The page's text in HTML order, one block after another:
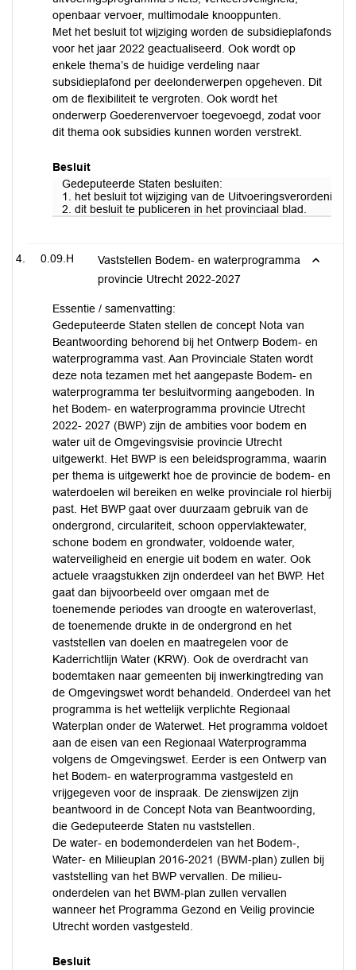
openbaar vervoer, multimodale knooppunten.
Met het besluit tot wijziging worden de subsidieplafonds
voor het jaar 2022 geactualiseerd. Ook wordt op
enkele thema’s de huidige verdeling naar
subsidieplafond per deelonderwerpen opgeheven. Dit
om de flexibiliteit te vergroten. Ook wordt het
onderwerp Goederenvervoer toegevoegd, zodat voor
dit thema ook subsidies kunnen worden verstrekt.
Besluit
Gedeputeerde Staten besluiten:
1. het besluit tot wijziging van de Uitvoeringsverordening
2. dit besluit te publiceren in het provinciaal blad.
0.09.H
Vaststellen Bodem- en waterprogramma
provincie Utrecht 2022-2027
Essentie / samenvatting:
Gedeputeerde Staten stellen de concept Nota van
Beantwoording behorend bij het Ontwerp Bodem- en
waterprogramma vast. Aan Provinciale Staten wordt
deze nota tezamen met het aangepaste Bodem- en
waterprogramma ter besluitvorming aangeboden. In
het Bodem- en waterprogramma provincie Utrecht
2022- 2027 (BWP) zijn de ambities voor bodem en
water uit de Omgevingsvisie provincie Utrecht
uitgewerkt. Het BWP is een beleidsprogramma, waarin
per thema is uitgewerkt hoe de provincie de bodem- en
waterdoelen wil bereiken en welke provinciale rol hierbij
past. Het BWP gaat over duurzaam gebruik van de
ondergrond, circulariteit, schoon oppervlaktewater,
schone bodem en grondwater, voldoende water,
waterveiligheid en energie uit bodem en water. Ook
actuele vraagstukken zijn onderdeel van het BWP. Het
gaat dan bijvoorbeeld over omgaan met de
toenemende periodes van droogte en wateroverlast,
de toenemende drukte in de ondergrond en het
vaststellen van doelen en maatregelen voor de
Kaderrichtlijn Water (KRW). Ook de overdracht van
bodemtaken naar gemeenten bij inwerkingtreding van
de Omgevingswet wordt behandeld. Onderdeel van het
programma is het wettelijk verplichte Regionaal
Waterplan onder de Waterwet. Het programma voldoet
aan de eisen van een Regionaal Waterprogramma
volgens de Omgevingswet. Eerder is een Ontwerp van
het Bodem- en waterprogramma vastgesteld en
vrijgegeven voor de inspraak. De zienswijzen zijn
beantwoord in de Concept Nota van Beantwoording,
die Gedeputeerde Staten nu vaststellen.
De water- en bodemonderdelen van het Bodem-,
Water- en Milieuplan 2016-2021 (BWM-plan) zullen bij
vaststelling van het BWP vervallen. De milieu-
onderdelen van het BWM-plan zullen vervallen
wanneer het Programma Gezond en Veilig provincie
Utrecht worden vastgesteld.
Besluit